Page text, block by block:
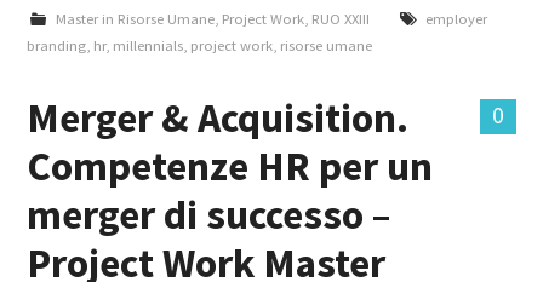
Master in Risorse Umane, Project Work, RUO XXIII
employer
branding hr, millennials project work risorse umane
0
Merger & Acquisition.
Competenze HR per un
merger di successo –
Project Work Master